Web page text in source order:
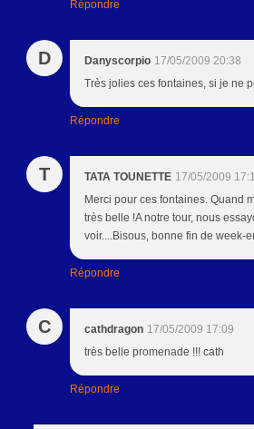
Répondre
D Danyscorpio 17/05/2009 20:38
Très jolies ces fontaines, si je ne
Répondre
T TATA TOUNETTE 17/05/2009
Merci pour ces fontaines. Quand
très belle !A notre tour, nous
voir....Bisous, bonne fin de week-
Répondre
C cathdragon 17/05/2009 17:09
très belle promenade !!! cath
Répondre